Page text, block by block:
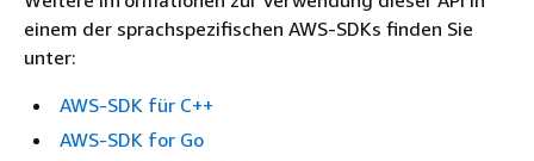
einem der sprachspezifischen AWS-SDKs finden Sie
unter:
AWS-SDK für C++
AWS-SDK for Go